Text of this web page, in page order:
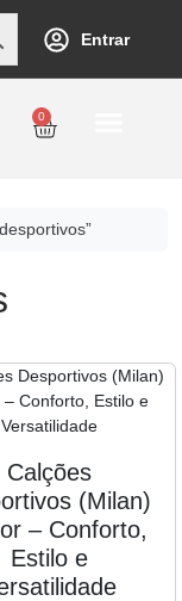
Entrar
0
Calções
(Milan)
– Conforto,
Estilo e